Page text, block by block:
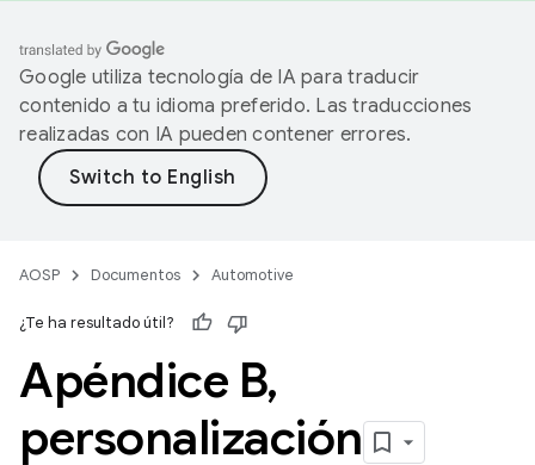
Google utiliza tecnología de IA para traducir
contenido a tu idioma preferido. Las traducciones
realizadas con IA pueden contener errores.
AOSP Documentos Automotive
¿Te ha resultado útil?
Apéndice B,
personalización